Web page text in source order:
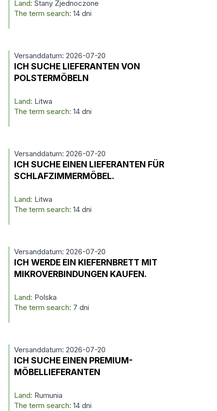
Land: Stany Zjednoczone
The term search: 14 dni
Versanddatum: 2026-07-20
ICH SUCHE LIEFERANTEN VON
POLSTERMÖBELN
Land: Litwa
The term search: 14 dni
Versanddatum: 2026-07-20
ICH SUCHE EINEN LIEFERANTEN FÜR
SCHLAFZIMMERMÖBEL.
Land: Litwa
The term search: 14 dni
Versanddatum: 2026-07-20
ICH WERDE EIN KIEFERNBRETT MIT
MIKROVERBINDUNGEN KAUFEN.
Land: Polska
The term search: 7 dni
Versanddatum: 2026-07-20
ICH SUCHE EINEN PREMIUM-
MÖBELLIEFERANTEN
Land: Rumunia
The term search: 14 dni